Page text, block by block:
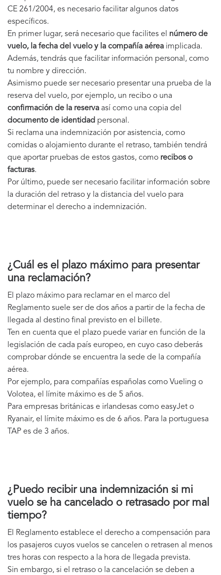
CE 261/2004, es necesario facilitar algunos datos
específicos.
En primer lugar, será necesario que facilites el número de
vuelo, la fecha del vuelo y la compañía aérea implicada.
Además, tendrás que facilitar información personal, como
tu nombre y dirección.
Asimismo puede ser necesario presentar una prueba de la
reserva del vuelo, por ejemplo, un recibo o una
confirmación de la reserva así como una copia del
documento de identidad personal.
Si reclama una indemnización por asistencia, como
comidas o alojamiento durante el retraso, también tendrá
que aportar pruebas de estos gastos, como recibos o
facturas.
Por último, puede ser necesario facilitar información sobre
la duración del retraso y la distancia del vuelo para
determinar el derecho a indemnización.
¿Cuál es el plazo máximo para presentar
una reclamación?
El plazo máximo para reclamar en el marco del
Reglamento suele ser de dos años a partir de la fecha de
llegada al destino final previsto en el billete.
Ten en cuenta que el plazo puede variar en función de la
legislación de cada país europeo, en cuyo caso deberás
comprobar dónde se encuentra la sede de la compañía
aérea.
Por ejemplo, para compañías españolas como Vueling o
Volotea, el límite máximo es de 5 años.
Para empresas británicas e irlandesas como easyJet o
Ryanair, el límite máximo es de 6 años. Para la portuguesa
TAP es de 3 años.
¿Puedo recibir una indemnización si mi
vuelo se ha cancelado o retrasado por mal
tiempo?
El Reglamento establece el derecho a compensación para
los pasajeros cuyos vuelos se cancelen o retrasen al menos
tres horas con respecto a la hora de llegada prevista.
Sin embargo, si el retraso o la cancelación se deben a